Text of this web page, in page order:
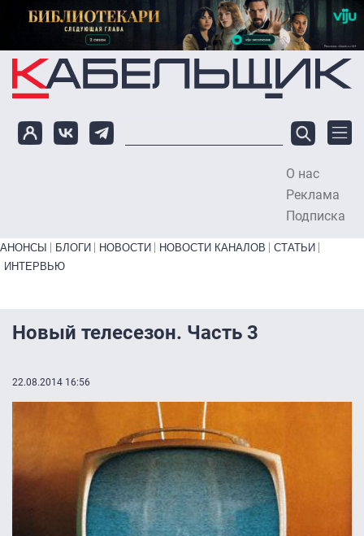
Перейти к основному содержанию
О нас
Реклама
Подписка
Primary links bottom
АНОНСЫ БЛОГИ НОВОСТИ НОВОСТИ КАНАЛОВ
СТАТЬИ
ИНТЕРВЬЮ
Новый телесезон. Часть 3
22.08.2014 16:56